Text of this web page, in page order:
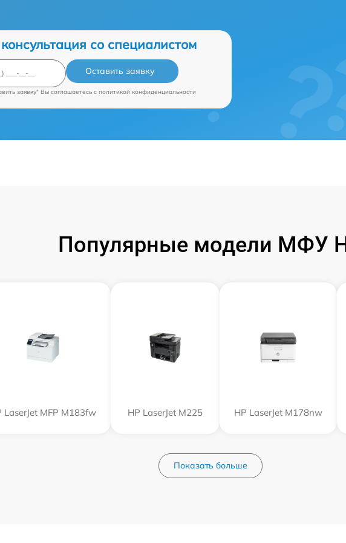
со специалистом
Оставить заявку
заявку" Вы соглашаетесь c политикой конфиденциальности
Популярные модели МФУ
LaserJet MFP M183fw HP LaserJet M225 HP LaserJet M178nw
Показать больше